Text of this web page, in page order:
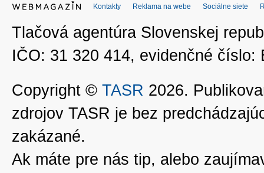
Kontakty Reklama na webe Sociálne siete
Tlačová agentúra Slovenskej
IČO: 31 320 414, evidenčné číslo:
Copyright © TASR 2026.
zdrojov TASR je bez
zakázané.
Ak máte pre nás tip, alebo